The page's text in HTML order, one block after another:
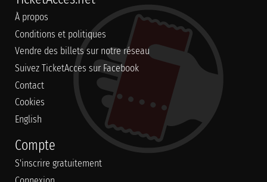
À propos
Conditions et politiques
Vendre des billets sur notre réseau
Suivez TicketAcces sur Facebook
Contact
Cookies
English
Compte
S'inscrire gratuitement